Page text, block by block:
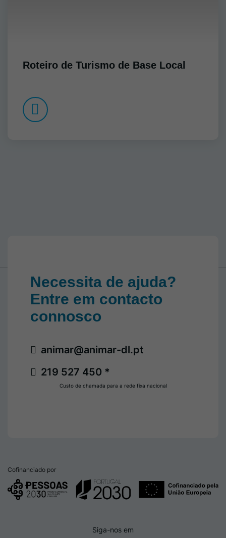
Roteiro de Turismo de Base Local
Necessita de ajuda?
Entre em contacto
connosco
219 527 450 *
animar@animar-dl.pt
Custo de chamada para a rede fixa nacional
Cofinanciado por
Siga-nos em